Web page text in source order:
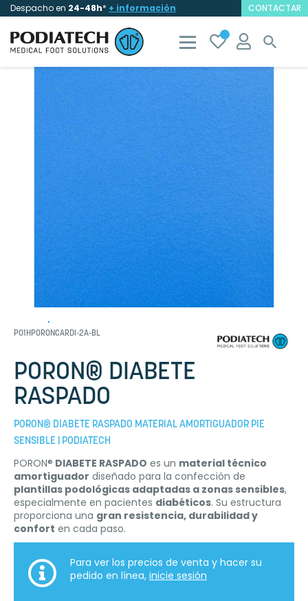
Despacho en 24-48h* + información CONTACTAR

P01HPORONCARDI-2A-BL
PORON® DIABETE
RASPADO
PORON® DIABETE RASPADO MATERIAL AMORTIGUADOR PIE
SENSIBLE | PODIATECH
PORON® DIABETE RASPADO es un material técnico
amortiguador diseñado para la confección de
plantillas podológicas adaptadas a zonas sensibles,
especialmente en pacientes diabéticos. Su estructura
proporciona una gran resistencia, durabilidad y
confort en cada paso.
Para ver los precios de venta y hacer su
pedido en línea, inicie sesión